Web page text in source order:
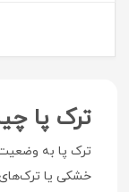
ترک پا
ترک پا به
خشکی یا